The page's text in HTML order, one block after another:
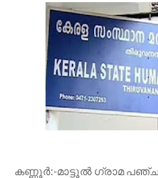
കണ്ണൂർ:-മാട്ടൂൽ ഗ്രാമ